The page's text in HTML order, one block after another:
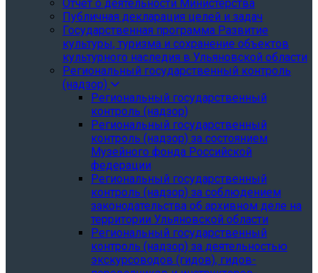
Отчёт о деятельности Министерства
Публичная декларация целей и задач
Государственная программа Развитие
культуры, туризма и сохранение объектов
культурного наследия в Ульяновской области
Региональный государственный контроль
(надзор)
Региональный государственный
контроль (надзор)
Региональный государственный
контроль (надзор) за состоянием
Музейного фонда Российской
федерации
Региональный государственный
контроль (надзор) за соблюдением
законодательства об архивном деле на
территории Ульяновской области
Региональный государственный
контроль (надзор) за деятельностью
экскурсоводов (гидов), гидов-